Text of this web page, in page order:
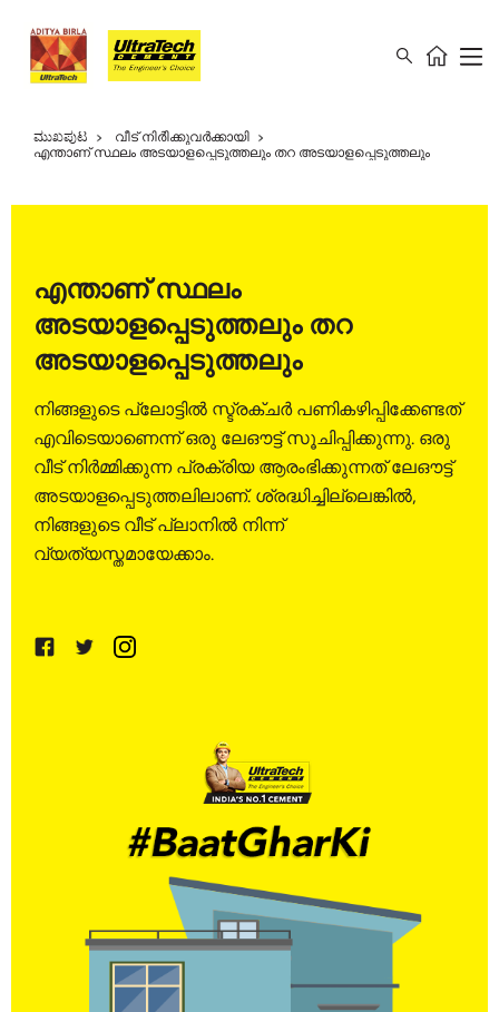
ಮುಖಪುಟ
വീട് നിർിക്കുവർക്കായി
എന്താണ് സ്ഥലം അടയാളപ്പെടുത്തലും തറ അടയാളപ്പെടുത്തലും
എന്താണ് സ്ഥലം
അടയാളപ്പെടുത്തലും തറ
അടയാളപ്പെടുത്തലും
നിങ്ങളുടെ പ്ലോട്ടിൽ സ്ട്രക്ചര്‍ പണികഴിപ്പിക്കേണ്ടത്
എവിടെയാണെന്ന് ഒരു ലേഔട്ട് സൂചിപ്പിക്കുന്നു. ഒരു
വീട് നിർമ്മിക്കുന്ന പ്രക്രിയ ആരംഭിക്കുന്നത് ലേഔട്ട്
അടയാളപ്പെടുത്തലിലാണ്. ശ്രദ്ധിച്ചില്ലെങ്കിൽ,
നിങ്ങളുടെ വീട് പ്ലാനിൽ നിന്ന്
വ്യത്യസ്തമായേക്കാം.